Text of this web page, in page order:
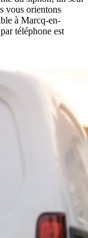
vous orientons
à Marcq-en-
téléphone est